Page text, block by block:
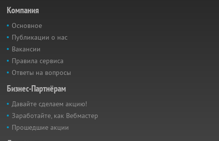
Компания
Основное
Публикации о нас
Вакансии
Правила сервиса
Ответы на вопросы
Бизнес-Партнёрам
Давайте сделаем акцию!
Заработайте, как Вебмастер
Прошедшие акции